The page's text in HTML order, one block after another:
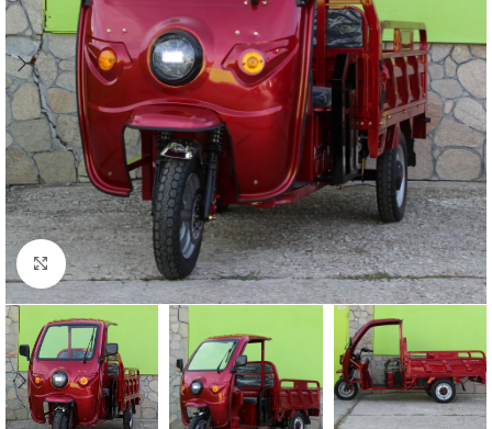
Кликнете, за да увеличите